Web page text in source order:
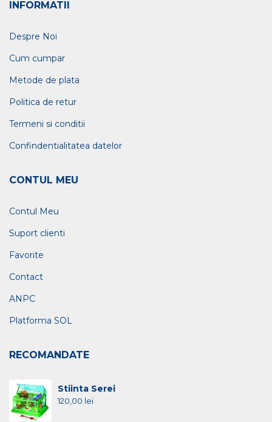
INFORMATII
Despre Noi
Cum cumpar
Metode de plata
Politica de retur
Termeni si conditii
Confindentialitatea datelor
CONTUL MEU
Contul Meu
Suport clienti
Favorite
Contact
ANPC
Platforma SOL
RECOMANDATE
Stiinta Serei
120,00 lei